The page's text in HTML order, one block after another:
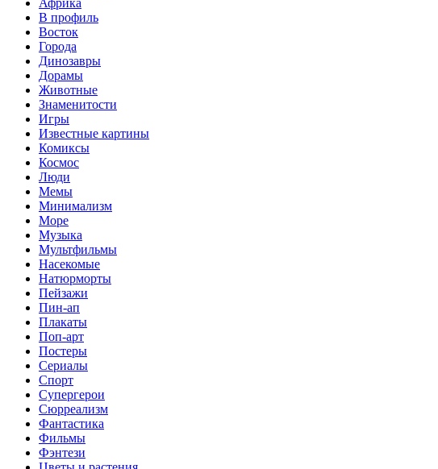
В профиль
Восток
Города
Динозавры
Дорамы
Животные
Знаменитости
Игры
Известные картины
Комиксы
Космос
Люди
Мемы
Минимализм
Море
Музыка
Мультфильмы
Насекомые
Натюрморты
Пейзажи
Пин-ап
Плакаты
Поп-арт
Постеры
Сериалы
Спорт
Супергерои
Сюрреализм
Фантастика
Фильмы
Фэнтези